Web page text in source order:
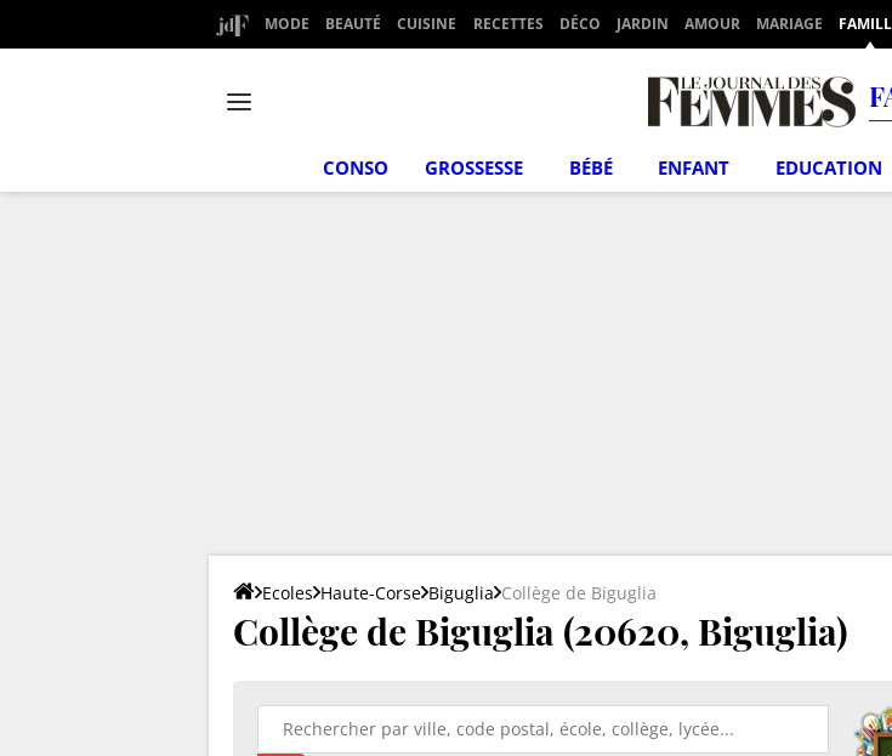
MODE BEAUTÉ CUISINE RECETTES DÉCO JARDIN AMOUR MARIAGE
CONSO GROSSESSE BÉBÉ ENFANT EDUCATION
Ecoles Haute-Corse Biguglia Collège de Biguglia
Collège de Biguglia (20620, Biguglia)